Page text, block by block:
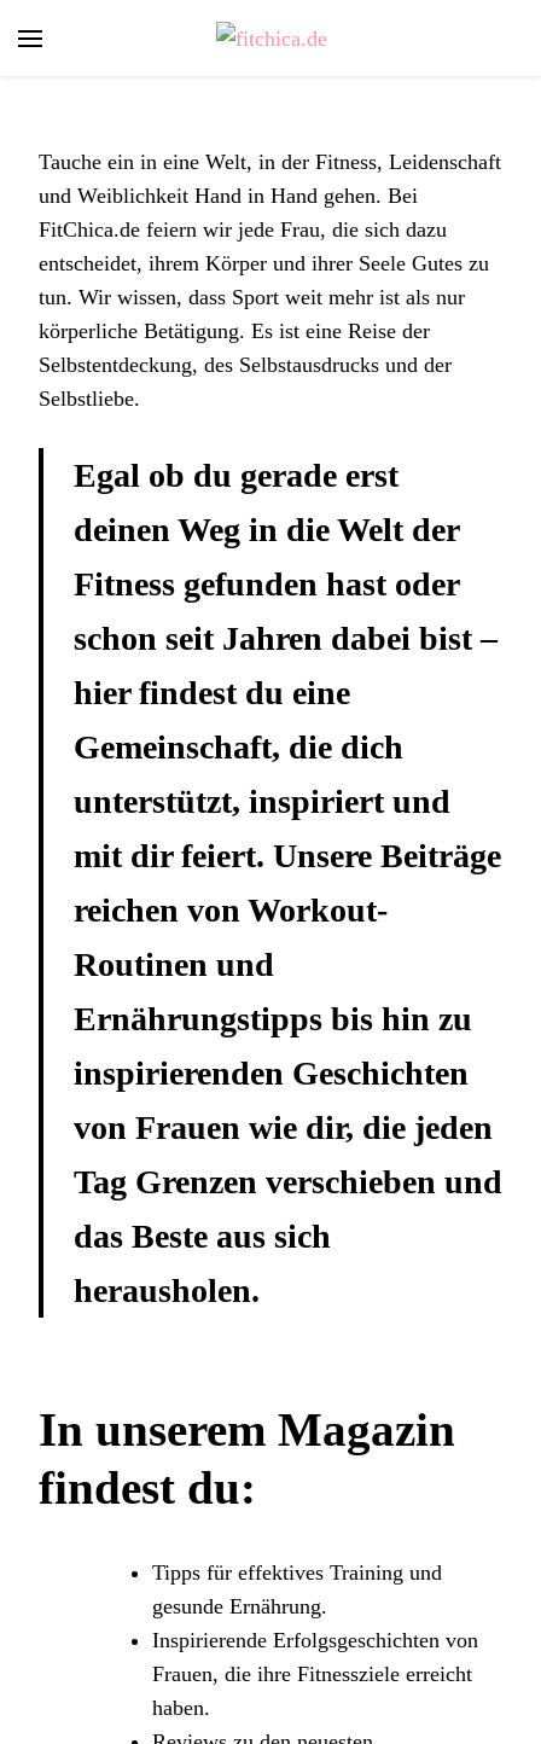
Tauche ein in eine Welt, in der Fitness, Leidenschaft
und Weiblichkeit Hand in Hand gehen. Bei
FitChica.de feiern wir jede Frau, die sich dazu
entscheidet, ihrem Körper und ihrer Seele Gutes zu
tun. Wir wissen, dass Sport weit mehr ist als nur
körperliche Betätigung. Es ist eine Reise der
Selbstentdeckung, des Selbstausdrucks und der
Selbstliebe.
Egal ob du gerade erst
deinen Weg in die Welt der
Fitness gefunden hast oder
schon seit Jahren dabei bist –
hier findest du eine
Gemeinschaft, die dich
unterstützt, inspiriert und
mit dir feiert. Unsere Beiträge
reichen von Workout-
Routinen und
Ernährungstipps bis hin zu
inspirierenden Geschichten
von Frauen wie dir, die jeden
Tag Grenzen verschieben und
das Beste aus sich
herausholen.
In unserem Magazin
findest du:
Tipps für effektives Training und
gesunde Ernährung.
Inspirierende Erfolgsgeschichten von
Frauen, die ihre Fitnessziele erreicht
haben.